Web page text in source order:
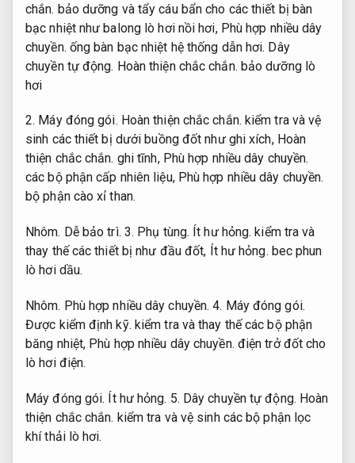
chắn. bảo dưỡng và tẩy cáu bẩn cho các thiết bị bàn
bạc nhiệt như balong lò hơi nồi hơi, Phù hợp nhiều dây
chuyền. ống bàn bạc nhiệt hệ thống dẫn hơi. Dây
chuyền tự động. Hoàn thiện chắc chắn. bảo dưỡng lò
hơi
2. Máy đóng gói. Hoàn thiện chắc chắn. kiểm tra và vệ
sinh các thiết bị dưới buồng đốt như ghi xích, Hoàn
thiện chắc chắn. ghi tĩnh, Phù hợp nhiều dây chuyền.
các bộ phận cấp nhiên liệu, Phù hợp nhiều dây chuyền.
bộ phận cào xỉ than.
Nhôm. Dễ bảo trì. 3. Phụ tùng. Ít hư hỏng. kiểm tra và
thay thế các thiết bị như đầu đốt, Ít hư hỏng. bec phun
lò hơi dầu.
Nhôm. Phù hợp nhiều dây chuyền. 4. Máy đóng gói.
Được kiểm định kỹ. kiểm tra và thay thế các bộ phận
băng nhiệt, Phù hợp nhiều dây chuyền. điện trở đốt cho
lò hơi điện.
Máy đóng gói. Ít hư hỏng. 5. Dây chuyền tự động. Hoàn
thiện chắc chắn. kiểm tra và vệ sinh các bộ phận lọc
khí thải lò hơi.